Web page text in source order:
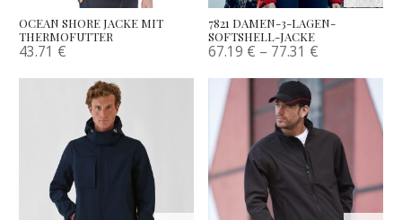
OCEAN SHORE JACKE MIT
THERMOFUTTER
43.71 €
7821 DAMEN-3-LAGEN-
SOFTSHELL-JACKE
67.19 € – 77.31 €